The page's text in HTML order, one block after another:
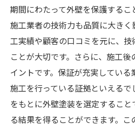
期間にわたって外壁を保護するこ
施工業者の技術力も品質に大き
工実績や顧客の口コミを元に、
ことが大切です。さらに、施工
イントです。保証が充実している
施工を行っている証拠といえる
をもとに外壁塗装を選定するこ
る結果を得ることができます。